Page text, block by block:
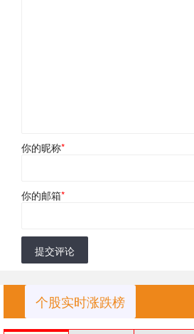
你的昵称*
你的邮箱*
提交评论
个股实时涨跌榜